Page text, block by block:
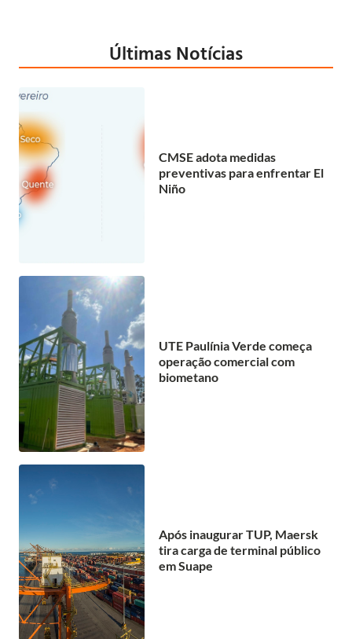
Últimas Notícias
CMSE adota medidas
preventivas para enfrentar El
Niño
UTE Paulínia Verde começa
operação comercial com
biometano
Após inaugurar TUP, Maersk
tira carga de terminal público
em Suape